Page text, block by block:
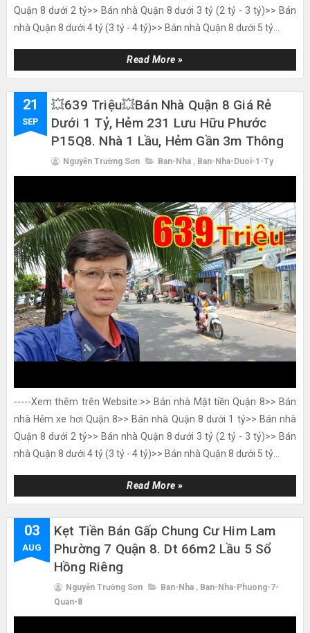
Quận 8 dưới 2 tỷ>> Bán nhà Quận 8 dưới 3 tỷ (2 tỷ - 3 tỷ)>> Bán
nhà Quận 8 dưới 4 tỷ (3 tỷ - 4 tỷ)>> Bán nhà Quận 8 dưới 5 tỷ...
Read More »
21
SEP
💥639 Triệu💥Bán Nhà Quận 8 Giá Rẻ
Dưới 1 Tỷ, Hẻm 231 Lưu Hữu Phước
P15Q8. Nhà 1 Lầu, Hẻm Gần 3m Thông
Nguyễn Trường Sơn Ban-Nha , Ban-Nha-Duoi-1-Ty
-----Xem thêm trên Website:>> Bán nhà Mặt tiền Quận 8>> Bán
nhà Hẻm xe hơi Quận 8>> Bán nhà Quận 8 dưới 1 tỷ>> Bán nhà
Quận 8 dưới 2 tỷ>> Bán nhà Quận 8 dưới 3 tỷ (2 tỷ - 3 tỷ)>> Bán
nhà Quận 8 dưới 4 tỷ (3 tỷ - 4 tỷ)>> Bán nhà Quận 8 dưới 5 tỷ...
Read More »
03
AUG
Kẹt Tiền Bán Gấp Chung Cư Him Lam
Phường 7 Quận 8. Dt 66m2 Lầu 5 Sổ
Hồng Riêng
Nguyễn Trường Sơn Ban-Nha , Ban-Nha-Phuong-7-
Quan-8